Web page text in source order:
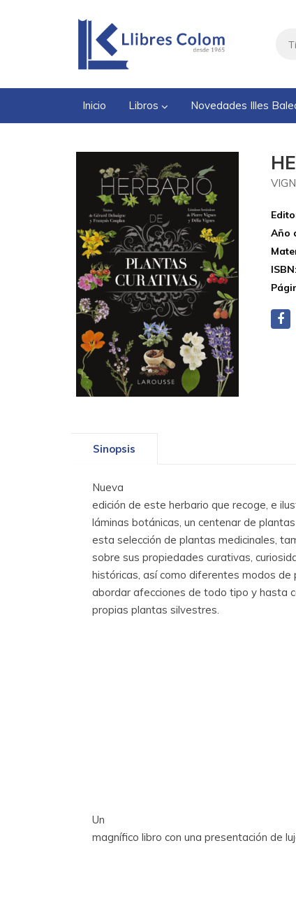
Inicio Libros Novedades Illes
Año
ISBN:
Sinopsis
Nueva
edición de este herbario que recoge, e
láminas botánicas, un centenar de plantas
esta selección de plantas medicinales,
sobre sus propiedades curativas,
históricas, así como diferentes modos de
abordar afecciones de todo tipo y hasta
propias plantas silvestres.
Un
magnífico libro con una presentación de